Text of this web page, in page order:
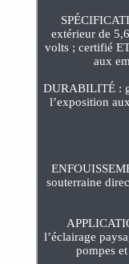
extérieur de
volts ; certifié
aux
DURABILITÉ :
l’exposition
souterraine
l’éclairage
pompes